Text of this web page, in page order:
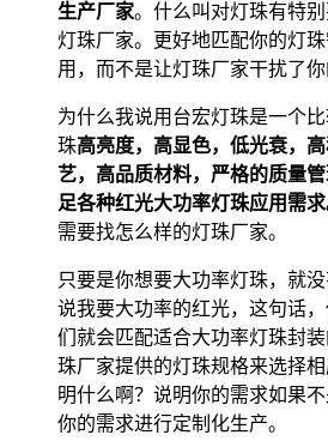
生产厂家。什么叫对灯珠有特
灯珠厂家。更好地匹配你的灯
用，而不是让灯珠厂家干扰了你
为什么我说用台宏灯珠是一个
珠高亮度，高显色，低光衰，
艺，高品质材料，严格的质量
足各种红光大功率灯珠应用需求
需要找怎么样的灯珠厂家。
只要是你想要大功率灯珠，就
说我要大功率的红光，这句话
们就会匹配适合大功率灯珠封
珠厂家提供的灯珠规格来选择
明什么啊？说明你的需求如果
你的需求进行定制化生产。